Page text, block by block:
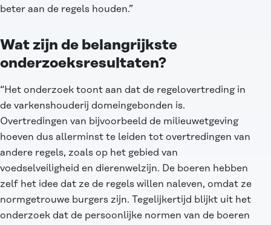
beter aan de regels houden.”
Wat zijn de belangrijkste
onderzoeksresultaten?
“Het onderzoek toont aan dat de regelovertreding in
de varkenshouderij domeingebonden is.
Overtredingen van bijvoorbeeld de milieuwetgeving
hoeven dus allerminst te leiden tot overtredingen van
andere regels, zoals op het gebied van
voedselveiligheid en dierenwelzijn. De boeren hebben
zelf het idee dat ze de regels willen naleven, omdat ze
normgetrouwe burgers zijn. Tegelijkertijd blijkt uit het
onderzoek dat de persoonlijke normen van de boeren